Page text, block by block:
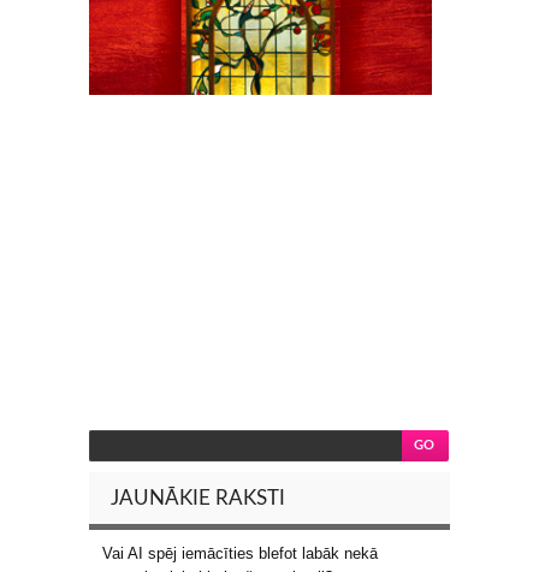
JAUNĀKIE RAKSTI
Vai AI spēj iemācīties blefot labāk nekā